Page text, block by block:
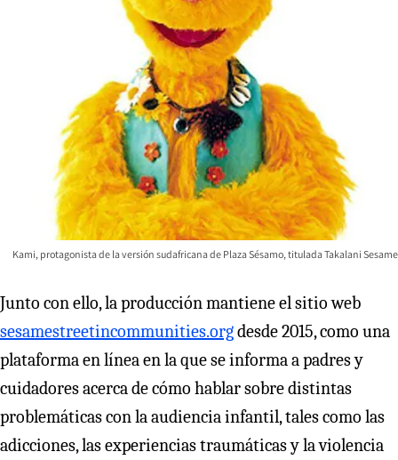
Kami, protagonista de la versión sudafricana de Plaza Sésamo, titulada Takalani Sesame
Junto con ello, la producción mantiene el sitio web
sesamestreetincommunities.orgdesde 2015, como una
plataforma en línea en la que se informa a padres y
cuidadores acerca de cómo hablar sobre distintas
problemáticas con la audiencia infantil, tales como las
adicciones, las experiencias traumáticas y la violencia